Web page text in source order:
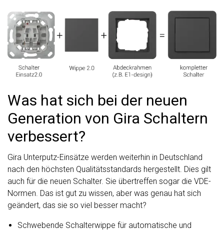
Was hat sich bei der neuen
Generation von Gira Schaltern
verbessert?
Gira Unterputz-Einsätze werden weiterhin in Deutschland
nach den höchsten Qualitätsstandards hergestellt. Dies gilt
auch für die neuen Schalter. Sie übertreffen sogar die VDE-
Normen. Das ist gut zu wissen, aber was genau hat sich
geändert, das sie so viel besser macht?
Schwebende Schalterwippe für automatische und